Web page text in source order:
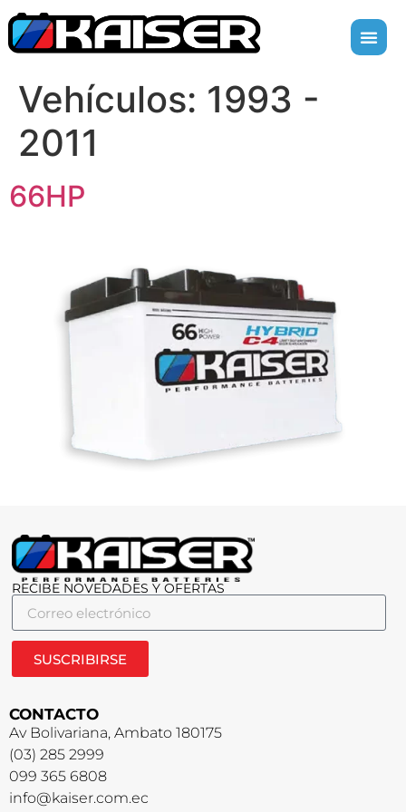
Vehículos: 1993 -
2011
66HP
RECIBE NOVEDADES Y OFERTAS
SUSCRIBIRSE
CONTACTO
Av Bolivariana, Ambato 180175
(03) 285 2999
099 365 6808
info@kaiser.com.ec